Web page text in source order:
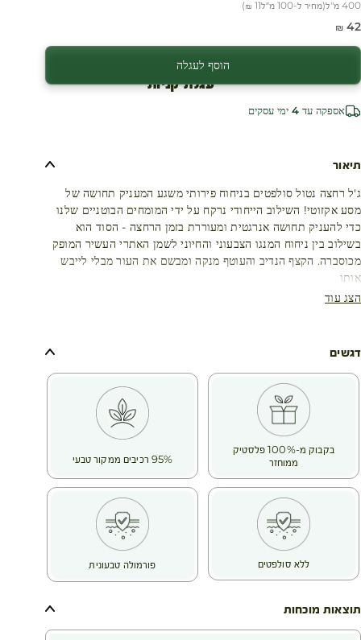
עגלת קניות
400 מ"ל (מחיר ל-100 מ״ל 11 ₪
)
מחיר מבצע
42 ₪
הוסף לעגלה
אספקה עד 4 ימי עסקים
תיאור
ג'ל רחצה נטול סולפטים בניחוח פירותי משגע המעניק תחושה של
מסע אקזוטי! השילוב הייחודי נרקח על ידי המומחים הבוטניים שלנו
כדי להעניק תחושה אנרגטית ומעוררת בזמן הרחצה - הסוד הוא
בשילוב בין ניחוח המנגו הצבעוני והחיוני לשמן האתרי העשיר המופק
מכוסברה. הקצף הנדיב והעוטף מנקה ומבשם את העור מבלי לייבש
אותו
הצג עוד
דגשים
בקבוק מ-100% פלסטיק
ממוחזר
95% רכיבים ממקור טבעי
ללא סולפטים פורמולה טבעונית
תוצאות מוכחות